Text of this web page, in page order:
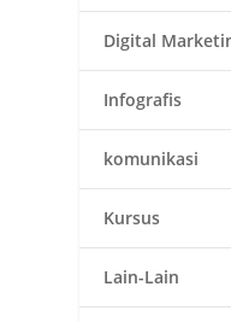
Digital
Infografis
komunikasi
Kursus
Lain-Lain